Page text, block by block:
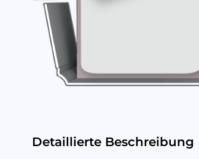
Detaillierte Beschreibung